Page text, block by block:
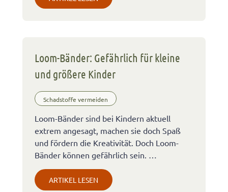
Loom-Bänder: Gefährlich für kleine
und größere Kinder
Schadstoffe vermeiden
Loom-Bänder sind bei Kindern aktuell
extrem angesagt, machen sie doch Spaß
und fördern die Kreativität. Doch Loom-
Bänder können gefährlich sein. …
ARTIKEL LESEN